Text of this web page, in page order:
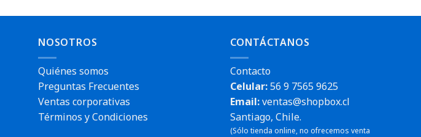
NOSOTROS
Quiénes somos
Preguntas Frecuentes
Ventas corporativas
Términos y Condiciones
CONTÁCTANOS
Contacto
Celular:56 9 7565 9625
Email:ventas@shopbox.cl
Santiago, Chile.
(Sólo tienda online, no ofrecemos venta